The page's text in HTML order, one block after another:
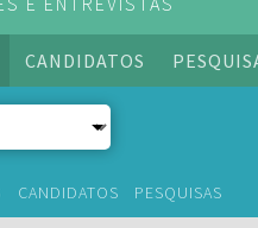
CANDIDATOS
CANDIDATOS PESQUISAS